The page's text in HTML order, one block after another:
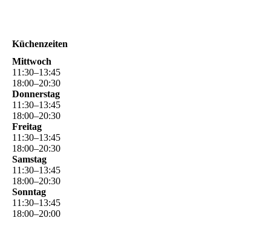
Küchenzeiten
Mittwoch
11:30–13:45
18:00–20:30
Donnerstag
11:30–13:45
18:00–20:30
Freitag
11:30–13:45
18:00–20:30
Samstag
11:30–13:45
18:00–20:30
Sonntag
11:30–13:45
18:00–20:00